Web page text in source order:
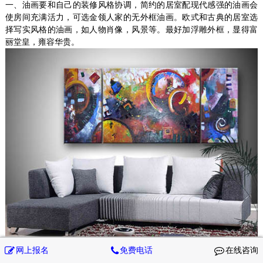
一、油画要和自己的装修风格协调，简约的居室配现代感强的油画会
使房间充满活力，可选金领人家的无外框油画。欧式和古典的居室选
择写实风格的油画，如人物肖像，风景等。最好加浮雕外框，显得富
丽堂皇，雍容华贵。
稳重的家具式样，画就要选与之协调的古朴素雅的画。若是明亮简洁
网上报名 免费电话 在线咨询